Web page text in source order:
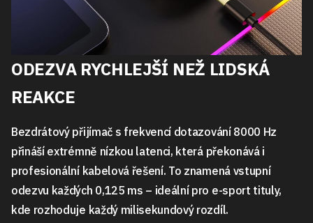
ODEZVA RYCHLEJŠÍ NEŽ LIDSKÁ
REAKCE
Bezdrátový přijímač s frekvencí dotazování 8000 Hz
přináší extrémně nízkou latenci, která překonává i
profesionální kabelová řešení. To znamená vstupní
odezvu každých 0,125 ms – ideální pro e-sport tituly,
kde rozhoduje každý milisekundový rozdíl.